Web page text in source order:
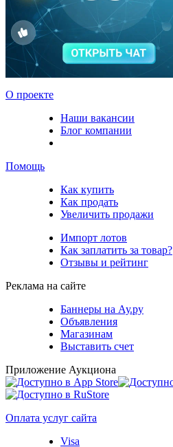
О проекте
Наши вакансии
Блог компании
Помощь
Как купить
Как продать
Увеличить продажи
Импорт лотов
Как заплатить за товар?
Отзывы и рейтинг
Реклама на сайте
Баннеры на Ау.ру
Объявления
Магазинам
Выставить счет
Приложение Аукциона
Оплата услуг сайта
Visa